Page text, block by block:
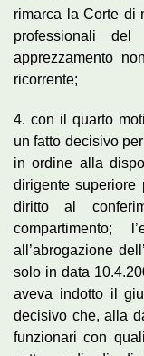
rimarca la Corte di
professionali
apprezzamento
ricorrente;
4. con il quarto
un fatto decisivo
in ordine alla
dirigente superiore
diritto al
compartimento;
all’abrogazione
solo in data
aveva indotto il
decisivo che, alla
funzionari con